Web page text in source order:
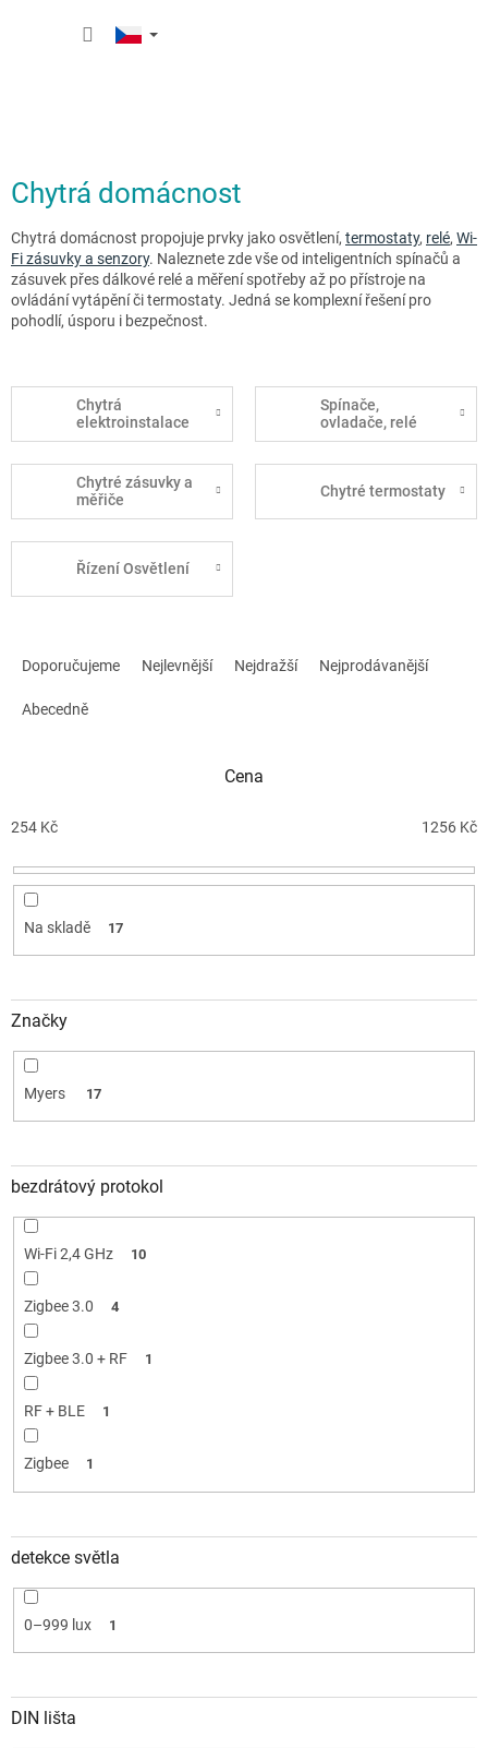
Chytrá domácnost
Chytrá domácnost propojuje prvky jako osvětlení, termostaty, relé, Wi-
Fi zásuvky a senzory. Naleznete zde vše od inteligentních spínačů a
zásuvek přes dálkové relé a měření spotřeby až po přístroje na
ovládání vytápění či termostaty. Jedná se komplexní řešení pro
pohodlí, úsporu i bezpečnost.
Chytrá
elektroinstalace
Spínače,
ovladače, relé
Chytré zásuvky a
měřiče
Chytré termostaty
Řízení Osvětlení
o
u
ů
Doporučujeme Nejlevnější Nejdražší Nejprodávanější
Abecedně
Cena
254 Kč 1256 Kč
Na skladě 17
Značky
Myers 17
bezdrátový protokol
Wi-Fi 2,4 GHz 10
Zigbee 3.0 4
Zigbee 3.0 + RF 1
RF + BLE 1
Zigbee 1
detekce světla
0–999 lux 1
DIN lišta